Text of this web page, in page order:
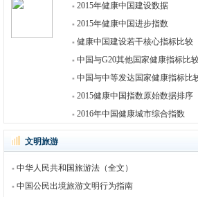
2015年健康中国建设数据
2015年健康中国进步指数
健康中国建设若干核心指标比较
中国与G20其他国家健康指标比
中国与中等发达国家健康指标比
2015健康中国指数原始数据排序
2016年中国健康城市综合指数
文明旅游
中华人民共和国旅游法（全文）
中国公民出境旅游文明行为指南